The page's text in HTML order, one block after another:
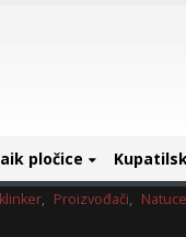
pločice
, Proizvođači,